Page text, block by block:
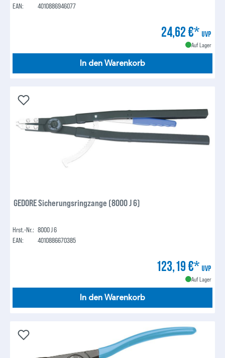
EAN:
4010886946077
24,62 €* UVP
Auf Lager
In den Warenkorb
GEDORE Sicherungsringzange (8000 J 6)
Hrst.-Nr.: 8000 J 6
EAN:
4010886670385
123,19 €* UVP
Auf Lager
In den Warenkorb